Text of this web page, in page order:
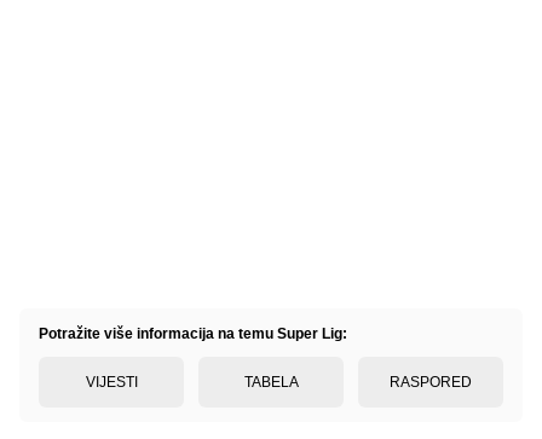
Potražite više informacija na temu Super Lig:
VIJESTI TABELA RASPORED